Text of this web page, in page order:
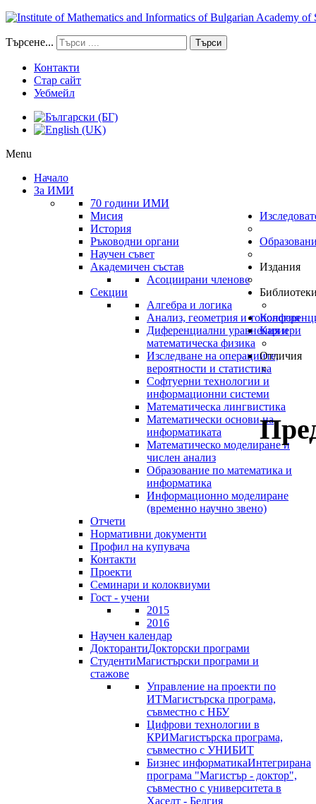
Търсене... Търси
Контакти
Стар сайт
Уебмейл
Menu
Начало
За ИМИ
70 години ИМИ
Мисия
История
Ръководни органи
Научен съвет
Академичен състав
Асоциирани членове
Секции
Алгебра и логика
Анализ, геометрия и топология
Диференциални уравнения и
математическа физика
Изследване на операциите,
вероятности и статистика
Софтуерни технологии и
информационни системи
Математическа лингвистика
Математически основи на
информатиката
Математическо моделиране и
числен анализ
Образование по математика и
информатика
Информационно моделиране
(временно научно звено)
Отчети
Нормативни документи
Профил на купувача
Контакти
Проекти
Семинари и колоквиуми
Гост - учени
2015
2016
Научен календар
ДокторантиДокторски програми
СтудентиМагистърски програми и
стажове
Управление на проекти по
ИТМагистърска програма,
съвместно с НБУ
Цифрови технологии в
КРИМагистърска програма,
съвместно с УНИБИТ
Бизнес информатикаИнтегрирана
програма "Магистър - доктор",
съвместно с университета в
Хаселт - Белгия
Издания
Кариери
Отличия